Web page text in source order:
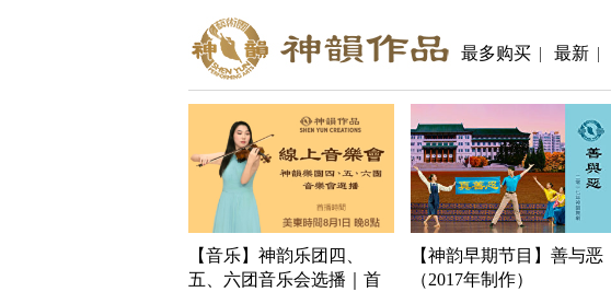
最多购买 | 最新 |
【音乐】神韵乐团四、
五、六团音乐会选播｜首
【神韵早期节目】善与恶
（2017年制作）